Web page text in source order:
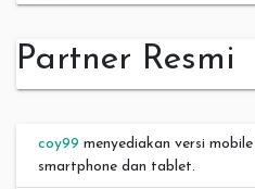
Partner Resmi
coy99 menyediakan versi
smartphone dan tablet.